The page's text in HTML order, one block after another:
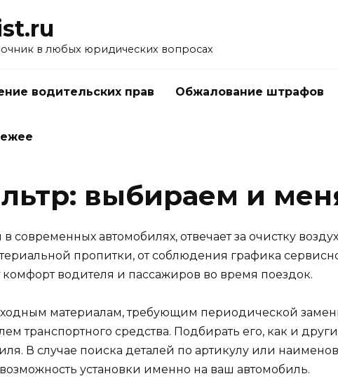
в любых юридических вопросах
водительских прав Обжалование штрафов
выбираем и
современных автомобилях, отвечает за очистку
пропитки, от соблюдения графика
водителя и пассажиров во время поездок.
материалам, требующим периодической
транспортного средства. Подбирать его, как и
В случае поиска деталей по артикулу или
установки именно на ваш автомобиль.